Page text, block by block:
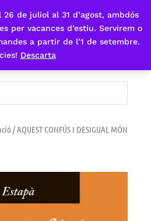
de juliol al 31 d’agost, ambdós
per vacances d’estiu. Servirem o
a partir de l’1 de setembre.
Descarta
/ AQUEST CONFÚS I DESIGUAL MÓN